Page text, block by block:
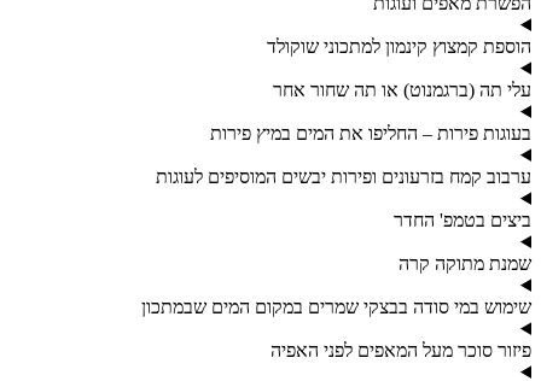
הוספת קמצוץ קינמון למתכוני שוקולד
עלי תה (ברגמנוט) או תה שחור אחר
בעוגות פירות – החליפו את המים במיץ פירות
ערבוב קמח בזרעונים ופירות יבשים המוסיפים לעוגות
ביצים בטמפ' החדר
שמנת מתוקה קרה
שימוש במי סודה בבצקי שמרים במקום המים שבמתכון
פיזור סוכר מעל המאפים לפני האפיה